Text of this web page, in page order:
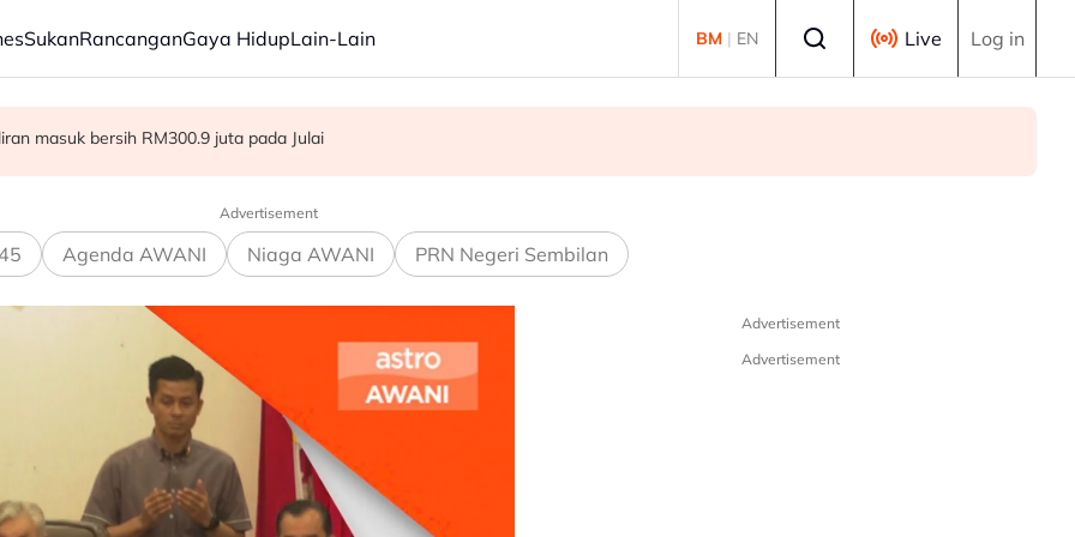
SukanRancanganGaya HidupLain-Lain BM | EN Live Log in
hadapi demensia menjelang 2030 - Hanifah
masuk bersih RM300.9 juta pada Julai
kepada hampir 12,000
Advertisement
Agenda AWANI Niaga AWANI PRN Negeri Sembilan
Advertisement
Advertisement